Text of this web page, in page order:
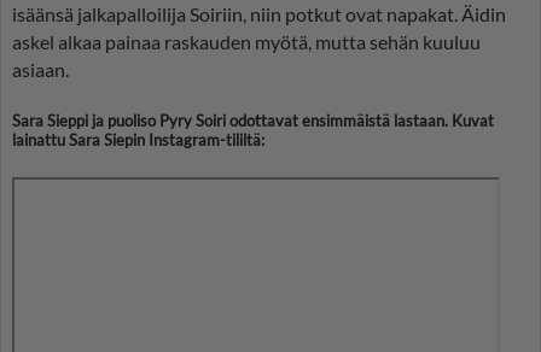
isäänsä jalkapalloilija Soiriin, niin potkut ovat napakat. Äidin
askel alkaa painaa raskauden myötä, mutta sehän kuuluu
asiaan.
Sara Sieppi ja puoliso Pyry Soiri odottavat ensimmäistä lastaan. Kuvat
lainattu Sara Siepin Instagram-tililtä: